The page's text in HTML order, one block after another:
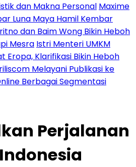
dan Makna Personal Maxime
Luna Maya Hamil Kembar
dan Baim Wong Bikin Heboh
Mesra Istri Menteri UMKM
Eropa, Klarifikasi Bikin Heboh
Melayani Publikasi ke
Berbagai Segmentasi
Perjalanan